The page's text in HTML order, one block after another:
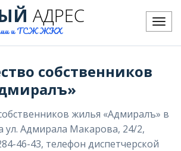
Меню
АДРЕС
и ТСЖ ЖКХ
собственников
жилья «Адмиралъ» в
ул. Адмирала Макарова, 24/2,
46-43, телефон диспетчерской